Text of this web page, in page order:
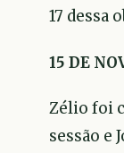
17 dessa
15 DE
Zélio foi
sessão e